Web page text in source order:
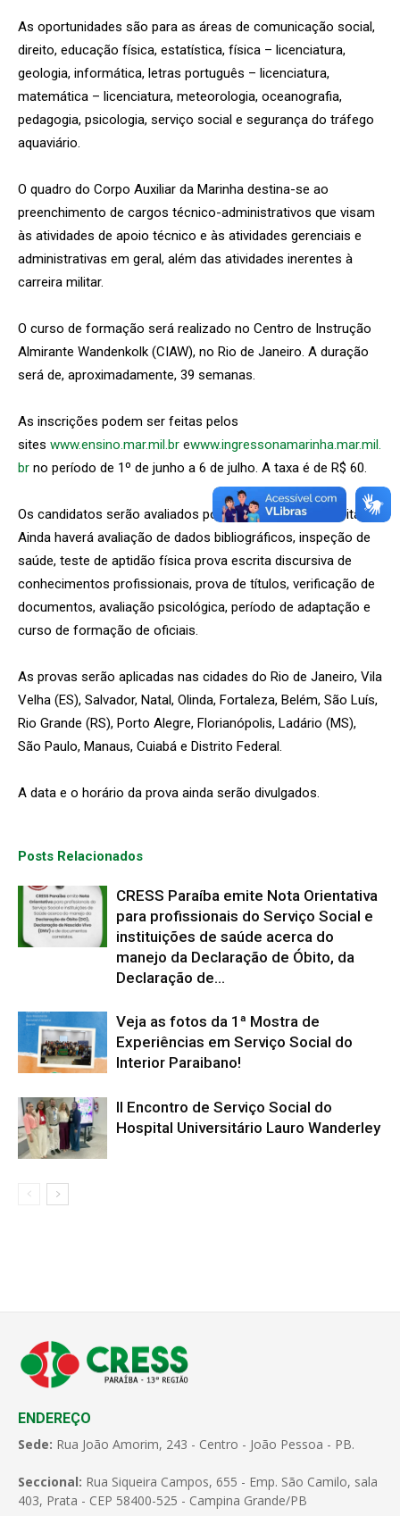
As oportunidades são para as áreas de comunicação social,
direito, educação física, estatística, física – licenciatura,
geologia, informática, letras português – licenciatura,
matemática – licenciatura, meteorologia, oceanografia,
pedagogia, psicologia, serviço social e segurança do tráfego
aquaviário.
O quadro do Corpo Auxiliar da Marinha destina-se ao
preenchimento de cargos técnico-administrativos que visam
às atividades de apoio técnico e às atividades gerenciais e
administrativas em geral, além das atividades inerentes à
carreira militar.
O curso de formação será realizado no Centro de Instrução
Almirante Wandenkolk (CIAW), no Rio de Janeiro. A duração
será de, aproximadamente, 39 semanas.
As inscrições podem ser feitas pelos
sites www.ensino.mar.mil.br ewww.ingressonamarinha.mar.mil.
br no período de 1º de junho a 6 de julho. A taxa é de R$ 60.
Os candidatos serão avaliados por meio de provas escritas.
Ainda haverá avaliação de dados bibliográficos, inspeção de
saúde, teste de aptidão física prova escrita discursiva de
conhecimentos profissionais, prova de títulos, verificação de
documentos, avaliação psicológica, período de adaptação e
curso de formação de oficiais.
As provas serão aplicadas nas cidades do Rio de Janeiro, Vila
Velha (ES), Salvador, Natal, Olinda, Fortaleza, Belém, São Luís,
Rio Grande (RS), Porto Alegre, Florianópolis, Ladário (MS),
São Paulo, Manaus, Cuiabá e Distrito Federal.
A data e o horário da prova ainda serão divulgados.
Posts Relacionados
CRESS Paraíba emite Nota Orientativa
para profissionais do Serviço Social e
instituições de saúde acerca do
manejo da Declaração de Óbito, da
Declaração de...
Veja as fotos da 1ª Mostra de
Experiências em Serviço Social do
Interior Paraibano!
II Encontro de Serviço Social do
Hospital Universitário Lauro Wanderley
ENDEREÇO
Sede: Rua João Amorim, 243 - Centro - João Pessoa - PB.
Seccional: Rua Siqueira Campos, 655 - Emp. São Camilo, sala
403, Prata - CEP 58400-525 - Campina Grande/PB